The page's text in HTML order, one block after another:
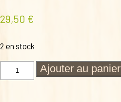
29,50 €
2 en stock
quantité
Ajouter au panier